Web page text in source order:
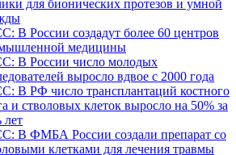
для бионических протезов и умной
В России создадут более 60 центров
медицины
В России число молодых
выросло вдвое с 2000 года
В РФ число трансплантаций костного
и стволовых клеток выросло на 50% за
лет
В ФМБА России создали препарат со
клетками для лечения травмы